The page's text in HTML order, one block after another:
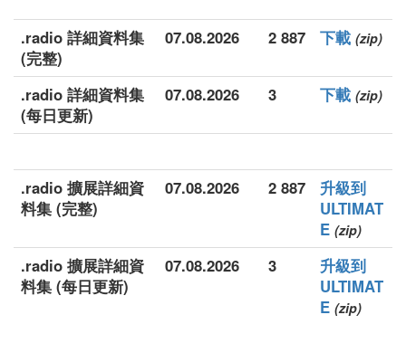
.radio 詳細資料集
(完整)
07.08.2026 2 887 下載 (zip)
.radio 詳細資料集
(每日更新)
07.08.2026 3 下載 (zip)
.radio 擴展詳細資
料集 (完整)
07.08.2026 2 887
升級到
ULTIMAT
E (zip)
.radio 擴展詳細資
料集 (每日更新)
07.08.2026 3
升級到
ULTIMAT
E (zip)